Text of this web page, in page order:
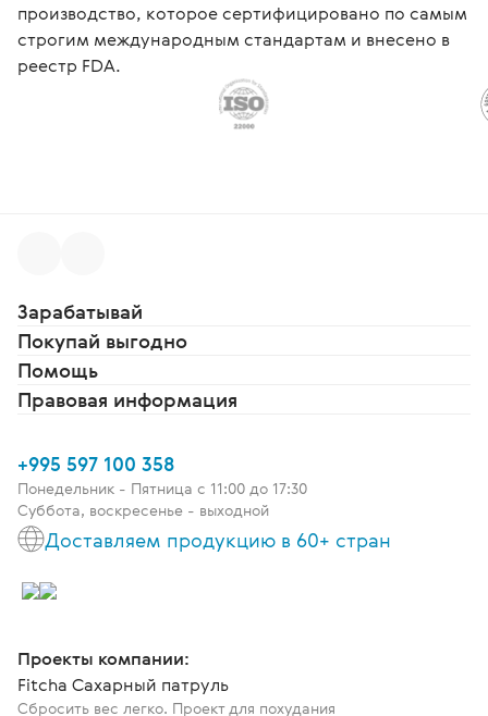
производство, которое сертифицировано по самым
строгим международным стандартам и внесено в
реестр FDA.
Зарабатывай
Покупай выгодно
Помощь
Правовая информация
+995 597 100 358
Понедельник - Пятница c 11:00 до 17:30
Суббота, воскресенье - выходной
Доставляем продукцию в 60+ стран
Проекты компании:
Fitcha Сахарный патруль
Сбросить вес легко. Проект для похудания